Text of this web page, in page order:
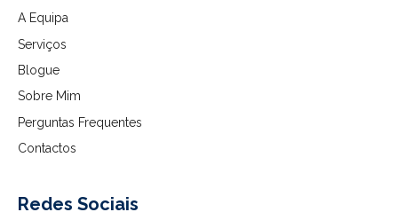
A Equipa
Serviços
Blogue
Sobre Mim
Perguntas Frequentes
Contactos
Redes Sociais